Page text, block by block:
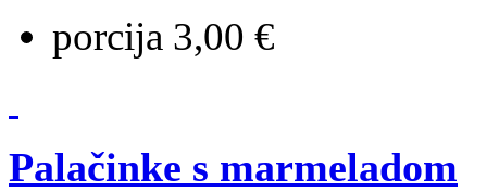
porcija 3,00 €
Palačinke s marmeladom